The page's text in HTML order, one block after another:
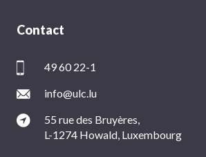
Contact
49 60 22-1
info@ulc.lu
55 rue des Bruyères,
L-1274 Howald, Luxembourg